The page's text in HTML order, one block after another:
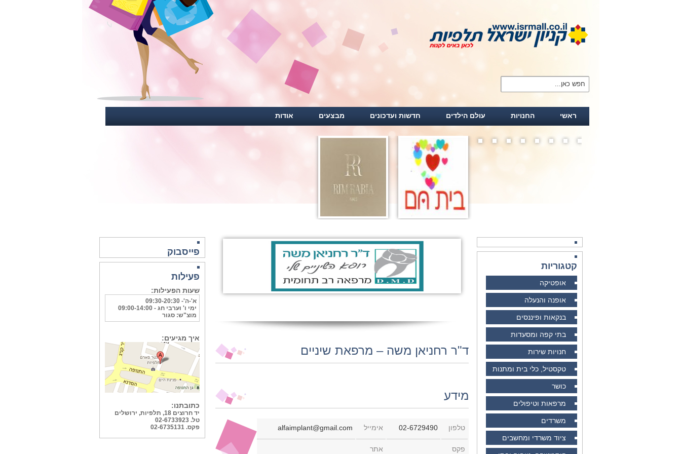
חפש כאן...
ראשי החנויות עולם הילדים חדשות ועדכונים מבצעים אודות
קטגוריות
אופטיקה
אופנה והנעלה
בנקאות ופיננסים
בתי קפה ומסעדות
חנויות שירות
טקסטיל, כלי בית ומתנות
כושר
מרפאות וטיפולים
משרדים
ציוד משרדי ומחשבים
ד"ר רחניאן משה – מרפאת שיניים
מידע
טלפון 02-6729490 אימייל alfaimplant@gmail.com
פקס אתר
פייסבוק
פעילות
שעות הפעילות:
א'-ה'- 09:30-20:30
ימי ו' וערבי חג - 09:00-14:00
מוצ"ש: סגור
איך מגיעים:
כתובתנו:
יד חרוצים 18, תלפיות, ירושלים
טל. 02-6733923
פקס. 02-6735131